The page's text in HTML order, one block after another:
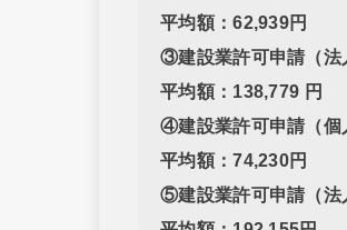
平均額：62,939円
③建設業許可申請（法
平均額：138,779 円
④建設業許可申請（個
平均額：74,230円
⑤建設業許可申請（法